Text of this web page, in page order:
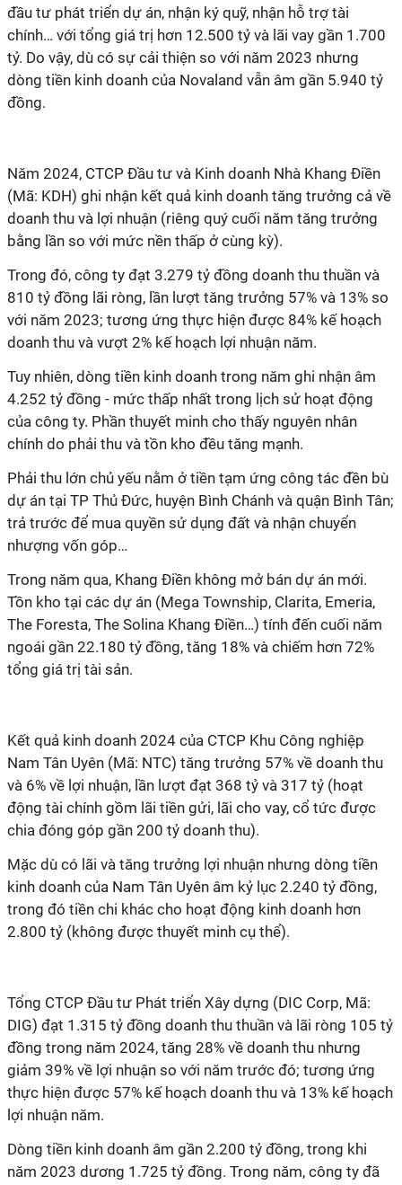
đầu tư phát triển dự án, nhận ký quỹ, nhận hỗ trợ tài
chính… với tổng giá trị hơn 12.500 tỷ và lãi vay gần 1.700
tỷ. Do vậy, dù có sự cải thiện so với năm 2023 nhưng
dòng tiền kinh doanh của Novaland vẫn âm gần 5.940 tỷ
đồng.
Năm 2024, CTCP Đầu tư và Kinh doanh Nhà Khang Điền
(Mã: KDH) ghi nhận kết quả kinh doanh tăng trưởng cả về
doanh thu và lợi nhuận (riêng quý cuối năm tăng trưởng
bằng lần so với mức nền thấp ở cùng kỳ).
Trong đó, công ty đạt 3.279 tỷ đồng doanh thu thuần và
810 tỷ đồng lãi ròng, lần lượt tăng trưởng 57% và 13% so
với năm 2023; tương ứng thực hiện được 84% kế hoạch
doanh thu và vượt 2% kế hoạch lợi nhuận năm.
Tuy nhiên, dòng tiền kinh doanh trong năm ghi nhận âm
4.252 tỷ đồng - mức thấp nhất trong lịch sử hoạt động
của công ty. Phần thuyết minh cho thấy nguyên nhân
chính do phải thu và tồn kho đều tăng mạnh.
Phải thu lớn chủ yếu nằm ở tiền tạm ứng công tác đền bù
dự án tại TP Thủ Đức, huyện Bình Chánh và quận Bình Tân;
trả trước để mua quyền sử dụng đất và nhận chuyển
nhượng vốn góp…
Trong năm qua, Khang Điền không mở bán dự án mới.
Tồn kho tại các dự án (Mega Township, Clarita, Emeria,
The Foresta, The Solina Khang Điền…) tính đến cuối năm
ngoái gần 22.180 tỷ đồng, tăng 18% và chiếm hơn 72%
tổng giá trị tài sản.
Kết quả kinh doanh 2024 của CTCP Khu Công nghiệp
Nam Tân Uyên (Mã: NTC) tăng trưởng 57% về doanh thu
và 6% về lợi nhuận, lần lượt đạt 368 tỷ và 317 tỷ (hoạt
động tài chính gồm lãi tiền gửi, lãi cho vay, cổ tức được
chia đóng góp gần 200 tỷ doanh thu).
Mặc dù có lãi và tăng trưởng lợi nhuận nhưng dòng tiền
kinh doanh của Nam Tân Uyên âm kỷ lục 2.240 tỷ đồng,
trong đó tiền chi khác cho hoạt động kinh doanh hơn
2.800 tỷ (không được thuyết minh cụ thể).
Tổng CTCP Đầu tư Phát triển Xây dựng (DIC Corp, Mã:
DIG) đạt 1.315 tỷ đồng doanh thu thuần và lãi ròng 105 tỷ
đồng trong năm 2024, tăng 28% về doanh thu nhưng
giảm 39% về lợi nhuận so với năm trước đó; tương ứng
thực hiện được 57% kế hoạch doanh thu và 13% kế hoạch
lợi nhuận năm.
Dòng tiền kinh doanh âm gần 2.200 tỷ đồng, trong khi
năm 2023 dương 1.725 tỷ đồng. Trong năm, công ty đã